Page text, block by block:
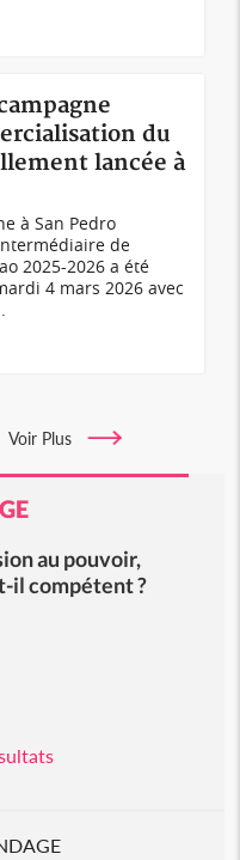
du
lancée à
à San Pedro
de
2025-2026 a été
4 mars 2026 avec
Voir Plus
au pouvoir,
il compétent ?